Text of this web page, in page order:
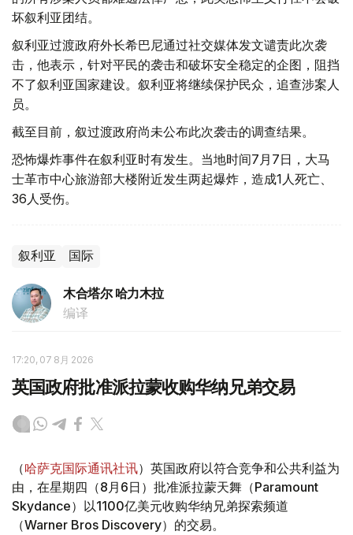
坏叙利亚团结。
叙利亚过渡政府外长希巴尼通过社交媒体发文谴责此次袭
击，他表示，针对平民的袭击和破坏安全稳定的企图，阻挡
不了叙利亚国家建设。叙利亚将继续保护民众，追查涉案人
员。
截至目前，叙过渡政府尚未公布此次袭击的调查结果。
恐怖爆炸事件在叙利亚时有发生。当地时间7月7日，大马
士革市中心旅游部大楼附近发生两起爆炸，造成1人死亡、
36人受伤。
叙利亚 国际
木合塔尔 哈力木拉
编译
17:20, 07 8月 2026
英国政府批准派拉蒙收购华纳兄弟交易
（哈萨克国际通讯社讯）英国政府以符合竞争和公共利益为
由，在星期四（8月6日）批准派拉蒙天舞（Paramount
Skydance）以1100亿美元收购华纳兄弟探索频道
（Warner Bros Discovery）的交易。